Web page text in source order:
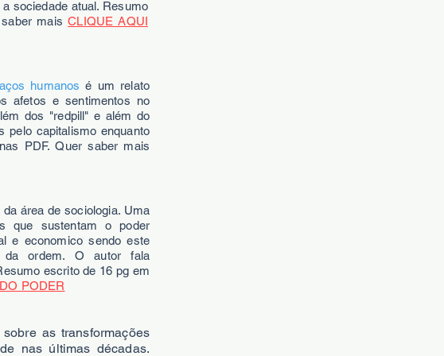
sociedade atual. Resumo
saber maisCLIQUE AQUI
humanos é um relato
afetos e sentimentos no
dos "redpill" e além do
pelo capitalismo enquanto
PDF. Quer saber mais
área de sociologia. Uma
que sustentam o poder
e economico sendo este
da ordem. O autor fala
escrito de 16 pg em
PODER
as transformações
nas últimas décadas.